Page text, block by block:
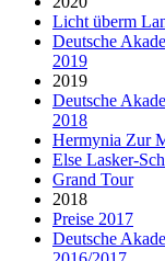
Licht überm
Deutsche
2019
2019
Deutsche
2018
Hermynia Zur
Else Lasker-
Grand Tour
2018
Preise 2017
Deutsche